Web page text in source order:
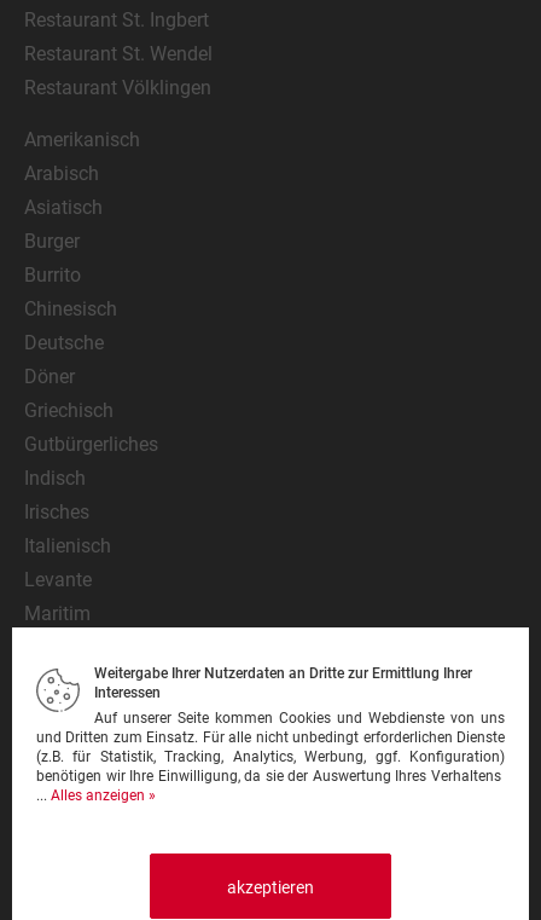
Restaurant St. Ingbert
Restaurant St. Wendel
Restaurant Völklingen
Amerikanisch
Arabisch
Asiatisch
Burger
Burrito
Chinesisch
Deutsche
Döner
Griechisch
Gutbürgerliches
Indisch
Irisches
Italienisch
Levante
Maritim
Mexikanisch
Nationalgericht
Orientalisch
Pasta
Weitergabe Ihrer Nutzerdaten an Dritte zur Ermittlung Ihrer
Interessen
Auf unserer Seite kommen Cookies und Webdienste von uns
und Dritten zum Einsatz. Für alle nicht unbedingt erforderlichen Dienste
(z.B. für Statistik, Tracking, Analytics, Werbung, ggf. Konfiguration)
benötigen wir Ihre Einwilligung, da sie der Auswertung Ihres Verhaltens
... Alles anzeigen »
akzeptieren